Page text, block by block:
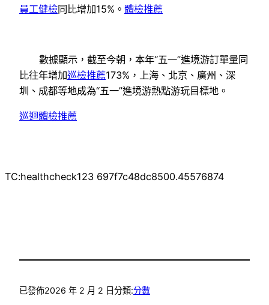
員工健檢同比增加15%。 體檢推薦
數據顯示，截至今朝，本年“五一”進境游訂單量同
比往年增加巡檢推薦173%，上海、北京、廣州、深
圳、成都等地成為“五一”進境游熱點游玩目標地。
巡迴體檢推薦
TC:healthcheck123 697f7c48dc8500.45576874
已發佈2026 年 2 月 2 日分類:分數